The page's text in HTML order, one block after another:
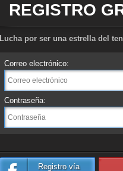
REGISTRO
Lucha por ser una estrella del
Correo electrónico:
Contraseña:
Registro vía